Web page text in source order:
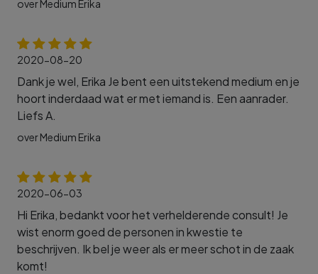
over Medium Erika
2020-08-20
Dank je wel, Erika Je bent een uitstekend medium en je
hoort inderdaad wat er met iemand is. Een aanrader.
Liefs A.
over Medium Erika
2020-06-03
Hi Erika, bedankt voor het verhelderende consult! Je
wist enorm goed de personen in kwestie te
beschrijven. Ik bel je weer als er meer schot in de zaak
komt!